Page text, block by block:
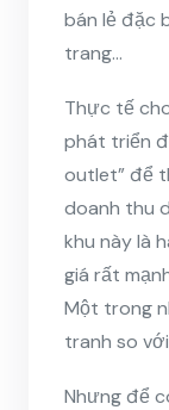
bán lẻ đặc
trang…
Thực tế
phát triển
outlet” để
doanh thu
khu này là
giá rất
Một trong
tranh so
Nhưng để